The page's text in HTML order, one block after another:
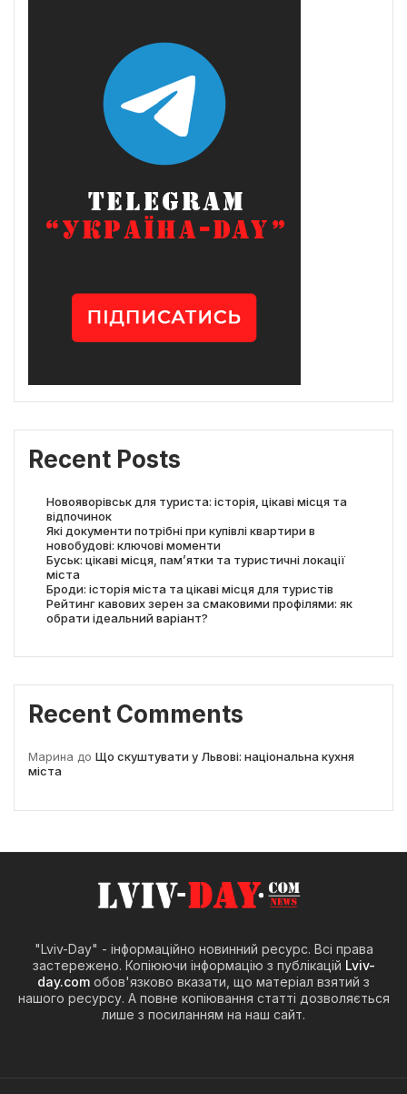
Recent Posts
Новояворівськ для туриста: історія, цікаві місця та
відпочинок
Які документи потрібні при купівлі квартири в
новобудові: ключові моменти
Буськ: цікаві місця, пам’ятки та туристичні локації
міста
Броди: історія міста та цікаві місця для туристів
Рейтинг кавових зерен за смаковими профілями: як
обрати ідеальний варіант?
Recent Comments
Марина до Що скуштувати у Львові: національна кухня
міста
"Lviv-Day" - інформаційно новинний ресурс. Всі права
застережено. Копіюючи інформацію з публікацій Lviv-
day.com обов'язково вказати, що матеріал взятий з
нашого ресурсу. А повне копіювання статті дозволяється
лише з посиланням на наш сайт.